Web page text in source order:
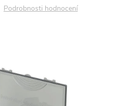
Podrobnosti hodnocení